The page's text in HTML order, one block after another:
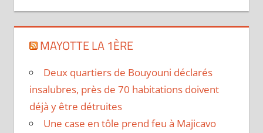
MAYOTTE LA 1ÈRE
Deux quartiers de Bouyouni déclarés
insalubres, près de 70 habitations doivent
déjà y être détruites
Une case en tôle prend feu à Majicavo